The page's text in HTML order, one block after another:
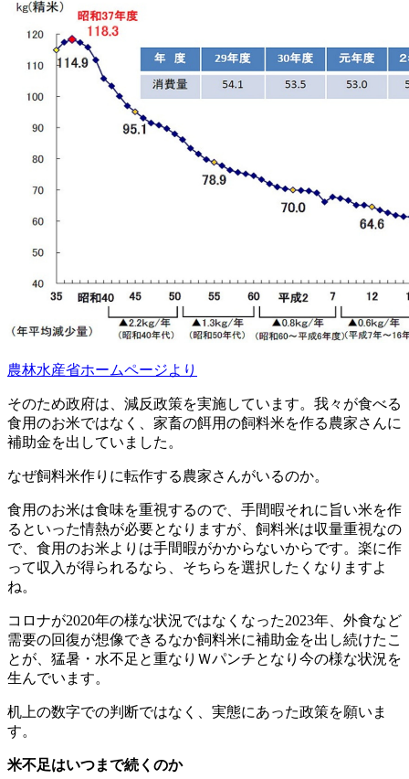
農林水産省ホームページより
そのため政府は、減反政策を実施しています。我々が食べる
食用のお米ではなく、家畜の餌用の飼料米を作る農家さんに
補助金を出していました。
なぜ飼料米作りに転作する農家さんがいるのか。
食用のお米は食味を重視するので、手間暇それに旨い米を作
るといった情熱が必要となりますが、飼料米は収量重視なの
で、食用のお米よりは手間暇がかからないからです。楽に作
って収入が得られるなら、そちらを選択したくなりますよ
ね。
コロナが2020年の様な状況ではなくなった2023年、外食など
需要の回復が想像できるなか飼料米に補助金を出し続けたこ
とが、猛暑・水不足と重なりＷパンチとなり今の様な状況を
生んでいます。
机上の数字での判断ではなく、実態にあった政策を願いま
す。
米不足はいつまで続くのか